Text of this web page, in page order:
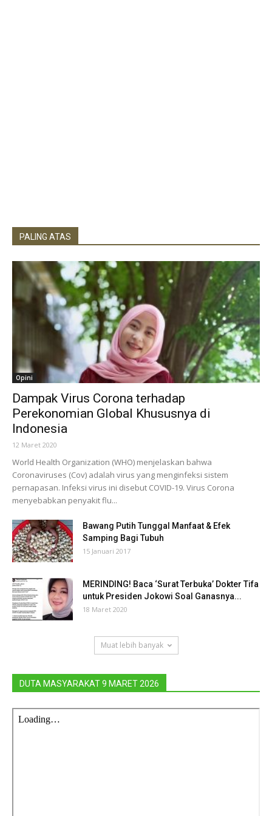
PALING ATAS
Opini
Dampak Virus Corona terhadap
Perekonomian Global Khususnya di
Indonesia
12 Maret 2020
World Health Organization (WHO) menjelaskan bahwa
Coronaviruses (Cov) adalah virus yang menginfeksi sistem
pernapasan. Infeksi virus ini disebut COVID-19. Virus Corona
menyebabkan penyakit flu...
Bawang Putih Tunggal Manfaat & Efek
Samping Bagi Tubuh
15 Januari 2017
MERINDING! Baca ‘Surat Terbuka’ Dokter Tifa
untuk Presiden Jokowi Soal Ganasnya...
18 Maret 2020
Muat lebih banyak
DUTA MASYARAKAT 9 MARET 2026